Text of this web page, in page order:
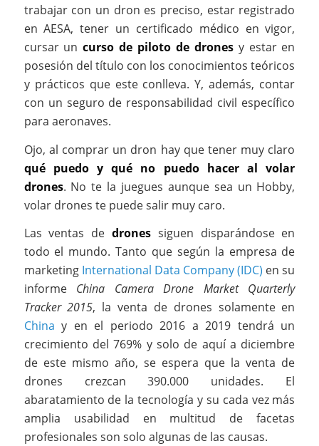
trabajar con un dron es preciso, estar registrado
en AESA, tener un certificado médico en vigor,
cursar uncurso de piloto de dronesy estar en
posesión del título con los conocimientos teóricos
y prácticos que este conlleva. Y, además, contar
con un seguro de responsabilidad civil específico
para aeronaves.
Ojo, al comprar un dron hay que tener muy claro
qué puedo y qué no puedo hacer al volar
drones. No te la juegues aunque sea un Hobby,
volar drones te puede salir muy caro.
Las ventas de drones siguen disparándose en
todo el mundo. Tanto que según la empresa de
marketing International Data Company (IDC) en su
informe China Camera Drone Market Quarterly
Tracker 2015, la venta de drones solamente en
China y en el periodo 2016 a 2019 tendrá un
crecimiento del 769% y solo de aquí a diciembre
de este mismo año, se espera que la venta de
drones crezcan 390.000 unidades. El
abaratamiento de la tecnología y su cada vez más
amplia usabilidad en multitud de facetas
profesionales son solo algunas de las causas.